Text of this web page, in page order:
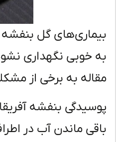
بیماری‌های گل بنفشه
به خوبی نگهداری
مقاله به برخی از
پوسیدگی بنفشه
باقی ماندن آب در